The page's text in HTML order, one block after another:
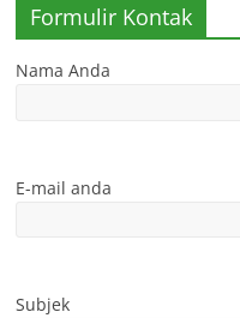
Formulir Kontak
Nama Anda
E-mail anda
Subjek